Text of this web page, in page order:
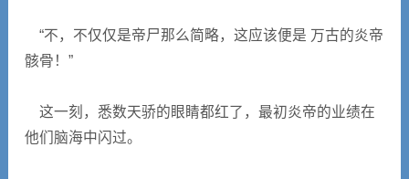
“不，不仅仅是帝尸那么简略，这应该便是 万古的炎帝
骸骨！”
这一刻，悉数天骄的眼睛都红了，最初炎帝的业绩在
他们脑海中闪过。